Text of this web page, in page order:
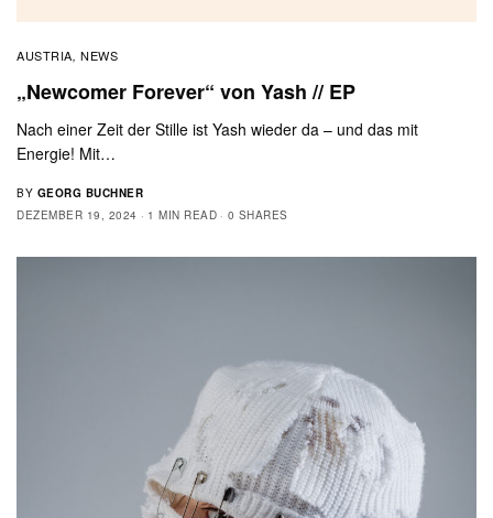
AUSTRIA, NEWS
„Newcomer Forever“ von Yash // EP
Nach einer Zeit der Stille ist Yash wieder da – und das mit
Energie! Mit…
BY GEORG BUCHNER
DEZEMBER 19, 2024
1 MIN READ 0 SHARES